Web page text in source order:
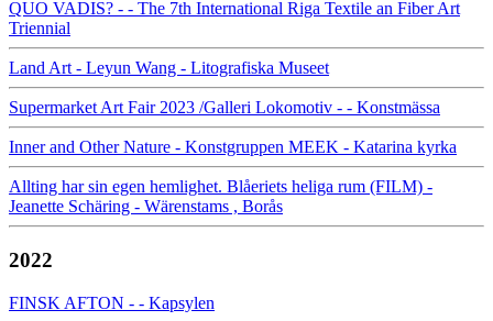
QUO VADIS? - - The 7th International Riga Textile an Fiber Art
Triennial
Land Art - Leyun Wang - Litografiska Museet
Supermarket Art Fair 2023 /Galleri Lokomotiv - - Konstmässa
Inner and Other Nature - Konstgruppen MEEK - Katarina kyrka
Allting har sin egen hemlighet. Blåeriets heliga rum (FILM) -
Jeanette Schäring - Wärenstams , Borås
2022
FINSK AFTON - - Kapsylen